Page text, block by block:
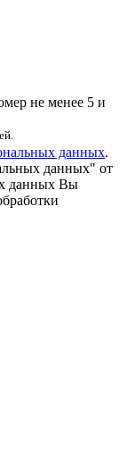
не менее 5 и
данных.
данных" от
данных Вы